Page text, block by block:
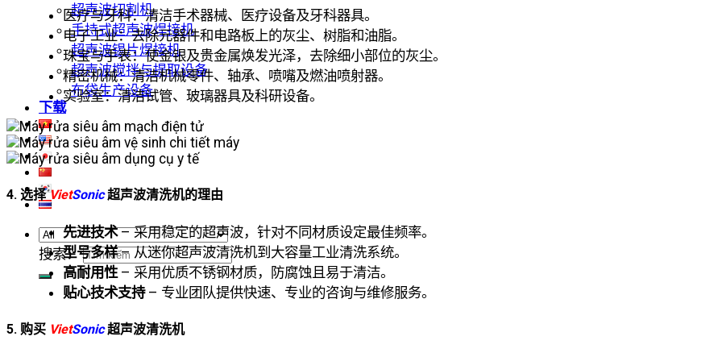
超声波切割机
手持式超声波焊接机
超声波锡片焊接机
超声波搅拌与提取设备
布袋生产设备
下载
搜索：
医疗与牙科：清洁手术器械、医疗设备及牙科器具。
电子工业：去除元器件和电路板上的灰尘、树脂和油脂。
珠宝与手表：使金银及贵金属焕发光泽，去除细小部位的灰尘。
精密机械：清洁机械零件、轴承、喷嘴及燃油喷射器。
实验室：清洁试管、玻璃器具及科研设备。
4. 选择VietSonic超声波清洗机的理由
先进技术– 采用稳定的超声波，针对不同材质设定最佳频率。
型号多样– 从迷你超声波清洗机到大容量工业清洗系统。
高耐用性 – 采用优质不锈钢材质，防腐蚀且易于清洁。
贴心技术支持– 专业团队提供快速、专业的咨询与维修服务。
5. 购买 VietSonic超声波清洗机